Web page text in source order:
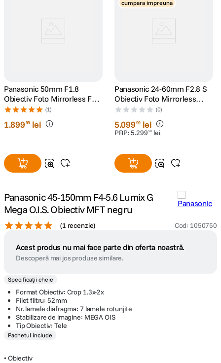
9. dji mic mini
10. dji osmo pocket 4
Panasonic 50mm F1.8
Obiectiv Foto Mirrorless Full
Frame L-mount (White-box)
(1)
1.89999 lei
cumpara impreuna
Panasonic 24-60mm F2.8 S
Obiectiv Foto Mirrorless
Montura L
(0)
5.09999 lei
PRP:5.299 99 lei
Panasonic 45-150mm F4-5.6 Lumix G
Mega O.I.S. Obiectiv MFT negru
(1 recenzie) Cod: 1050750
Acest produs nu mai face parte din oferta noastră.
Descoperă mai jos produse similare.
Specificații cheie
Format Obiectiv: Crop 1.3x-2x
Filet filtru: 52mm
Nr. lamele diafragma: 7 lamele rotunjite
Stabilizare de imagine: MEGA OIS
Tip Obiectiv: Tele
Pachetul include
• Obiectiv